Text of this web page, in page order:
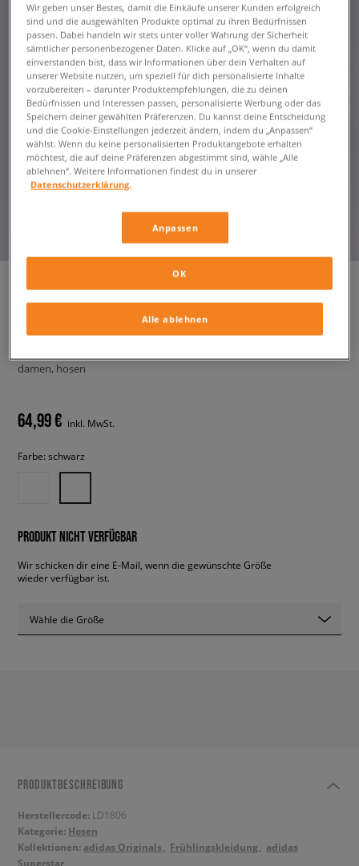
ADIDAS HOSE SATIN LACE
TRACK PANTS LOOSE
damen, hosen
64,99 € inkl. MwSt.
Farbe: schwarz
PRODUKT NICHT VERFÜGBAR
Wir schicken dir eine E-Mail, wenn die gewünschte Größe
wieder verfügbar ist.
Wähle die Größe
PRODUKTBESCHREIBUNG
Herstellercode: LD1806
Kategorie: Hosen
Kollektionen: adidas Originals Frühlingskleidung
adidas
Superstar
Wir geben unser Bestes, damit die Einkäufe unserer Kunden erfolgreich
sind und die ausgewählten Produkte optimal zu ihren Bedürfnissen
passen. Dabei handeln wir stets unter voller Wahrung der Sicherheit
sämtlicher personenbezogener Daten. Klicke auf „OK“, wenn du damit
einverstanden bist, dass wir Informationen über dein Verhalten auf
unserer Website nutzen, um speziell für dich personalisierte Inhalte
vorzubereiten – darunter Produktempfehlungen, die zu deinen
Bedürfnissen und Interessen passen, personalisierte Werbung oder das
Speichern deiner gewählten Präferenzen. Du kannst deine Entscheidung
und die Cookie-Einstellungen jederzeit ändern, indem du „Anpassen“
wählst. Wenn du keine personalisierten Produktangebote erhalten
möchtest, die auf deine Präferenzen abgestimmt sind, wähle „Alle
ablehnen“. Weitere Informationen findest du in unserer
Datenschutzerklärung.
Anpassen
Alle ablehnen
OK